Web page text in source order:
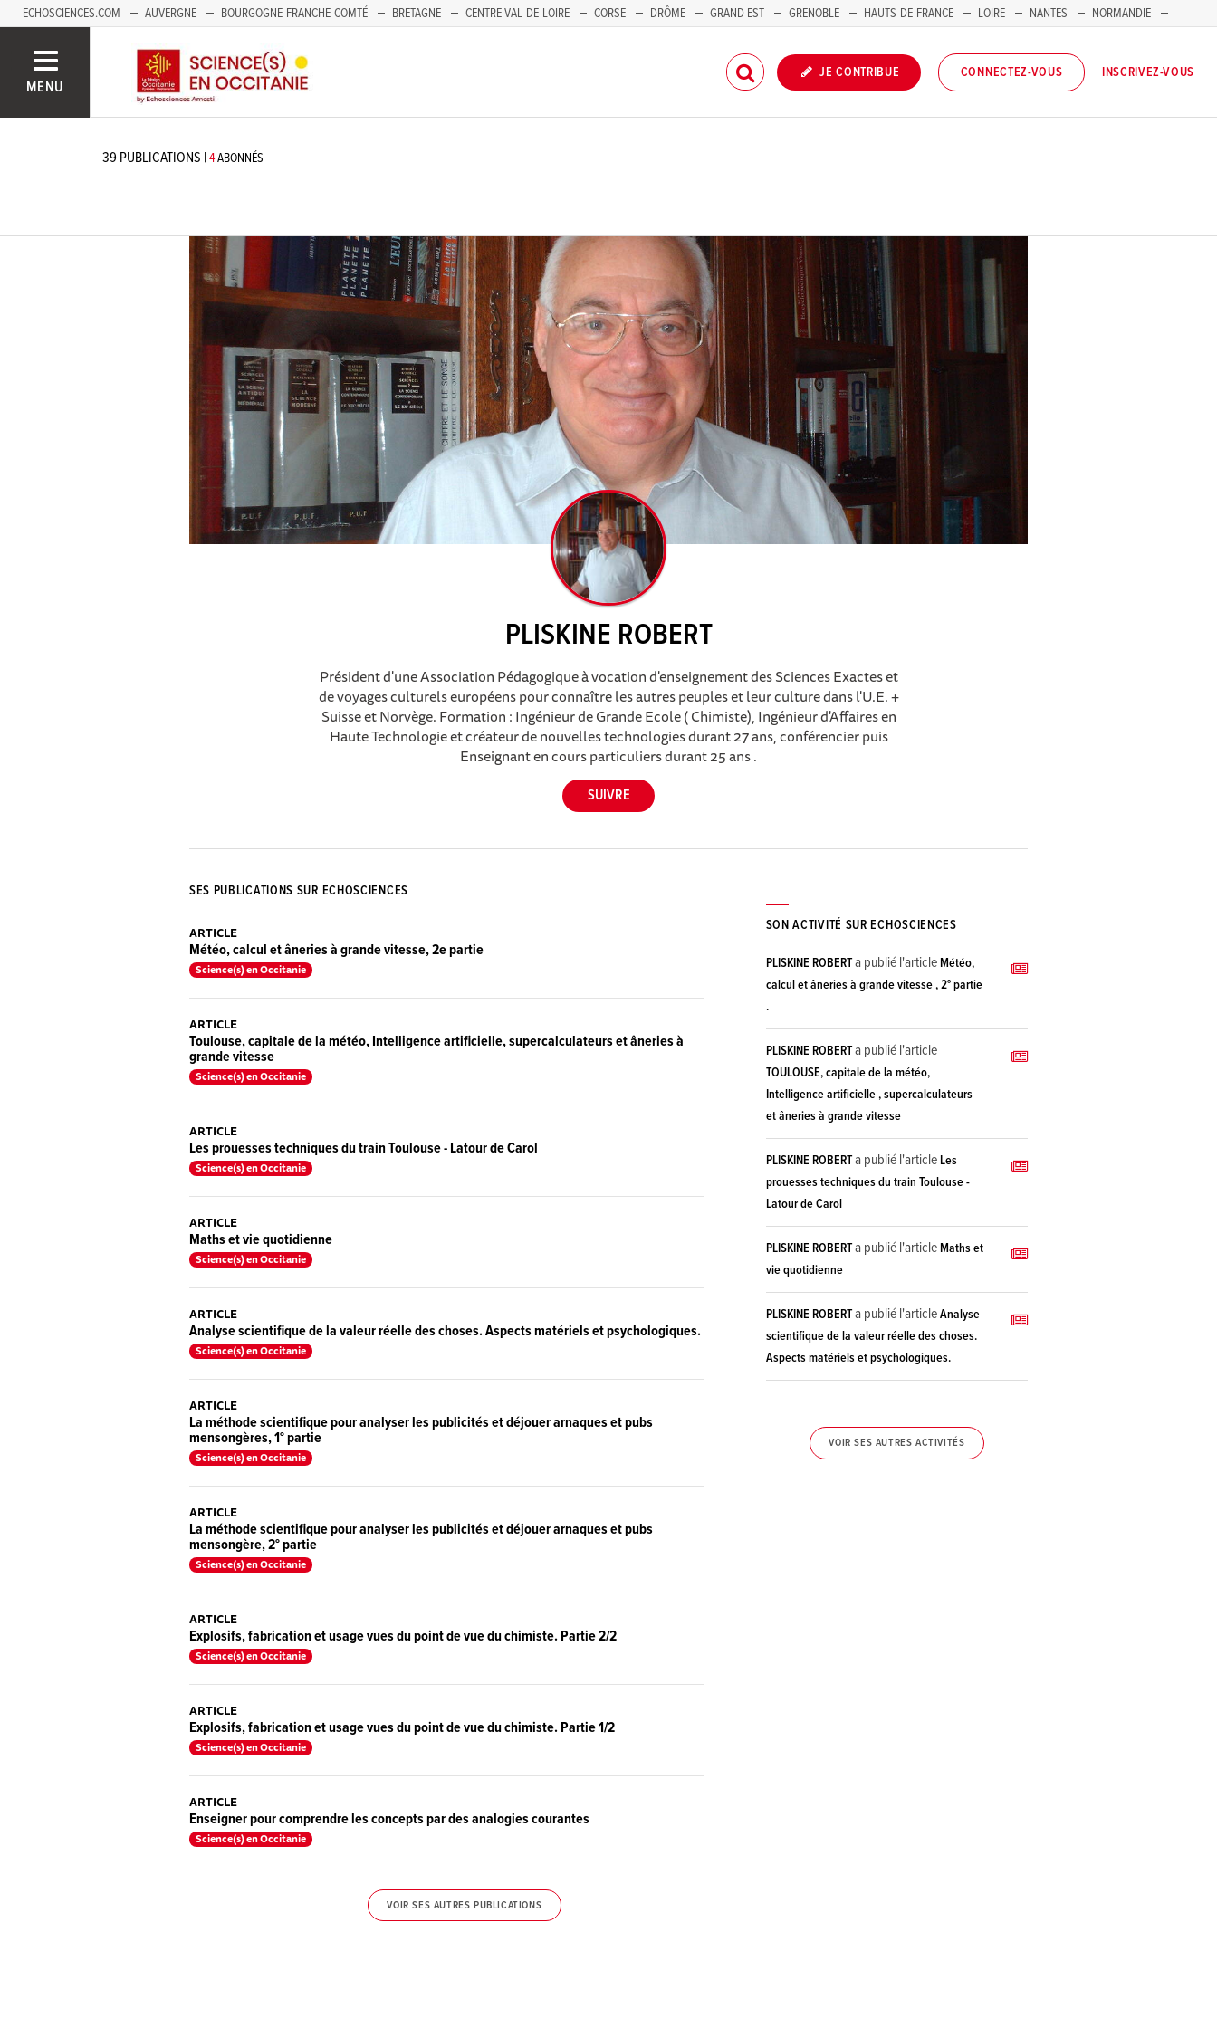
ECHOSCIENCES.COM AUVERGNE BOURGOGNE-FRANCHE-COMTÉ BRETAGNE CENTRE VAL-DE-LOIRE CORSE DRÔME GRAND EST GRENOBLE HAUTS-DE-FRANCE LOIRE NANTES
NORMANDIE
MENU
JE CONTRIBUE CONNECTEZ-VOUS INSCRIVEZ-VOUS
39 PUBLICATIONS |4ABONNÉS
PLISKINE ROBERT
Président d'une Association Pédagogique à vocation d'enseignement des Sciences Exactes et
de voyages culturels européens pour connaître les autres peuples et leur culture dans l'U.E. +
Suisse et Norvège. Formation : Ingénieur de Grande Ecole ( Chimiste), Ingénieur d'Affaires en
Haute Technologie et créateur de nouvelles technologies durant 27 ans, conférencier puis
Enseignant en cours particuliers durant 25 ans .
SES PUBLICATIONS SUR ECHOSCIENCES
ARTICLE
Météo, calcul et âneries à grande vitesse, 2e partie
Science(s) en Occitanie
ARTICLE
Toulouse, capitale de la météo, Intelligence artificielle, supercalculateurs et âneries à
grande vitesse
Science(s) en Occitanie
ARTICLE
Les prouesses techniques du train Toulouse - Latour de Carol
Science(s) en Occitanie
ARTICLE
Maths et vie quotidienne
Science(s) en Occitanie
ARTICLE
Analyse scientifique de la valeur réelle des choses. Aspects matériels et psychologiques.
Science(s) en Occitanie
ARTICLE
La méthode scientifique pour analyser les publicités et déjouer arnaques et pubs
mensongères, 1° partie
Science(s) en Occitanie
ARTICLE
La méthode scientifique pour analyser les publicités et déjouer arnaques et pubs
mensongère, 2° partie
Science(s) en Occitanie
ARTICLE
Explosifs, fabrication et usage vues du point de vue du chimiste. Partie 2/2
Science(s) en Occitanie
ARTICLE
Explosifs, fabrication et usage vues du point de vue du chimiste. Partie 1/2
Science(s) en Occitanie
ARTICLE
Enseigner pour comprendre les concepts par des analogies courantes
Science(s) en Occitanie
VOIR SES AUTRES PUBLICATIONS
SON ACTIVITÉ SUR ECHOSCIENCES
PLISKINE ROBERTa publié l'articleMétéo,
calcul et âneries à grande vitesse , 2° partie
.
PLISKINE ROBERTa publié l'article
TOULOUSE, capitale de la météo,
Intelligence artificielle , supercalculateurs
et âneries à grande vitesse
PLISKINE ROBERTa publié l'articleLes
prouesses techniques du train Toulouse -
Latour de Carol
PLISKINE ROBERTa publié l'articleMaths et
vie quotidienne
PLISKINE ROBERTa publié l'articleAnalyse
scientifique de la valeur réelle des choses.
Aspects matériels et psychologiques.
VOIR SES AUTRES ACTIVITÉS